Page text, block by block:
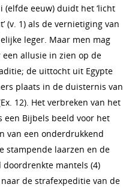
(elfde eeuw) duidt het ‘licht
(v. 1) als de vernietiging van
leger. Maar men mag
een allusie in zien op de
de uittocht uit Egypte
plaats in de duisternis van
12). Het verbreken van het
een Bijbels beeld voor het
van een onderdrukkend
stampende laarzen en de
doordrenkte mantels (4)
de strafexpeditie van de